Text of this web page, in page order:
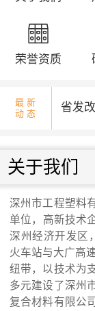
荣誉资质
最 新
动 态
省发
交通
滑板
河北
关于我们
深州市工程塑料
单位，高新技术
深州经济开发区
火车站与大广高
纽带，以技术为
多元建设了深州
复合材料有限公